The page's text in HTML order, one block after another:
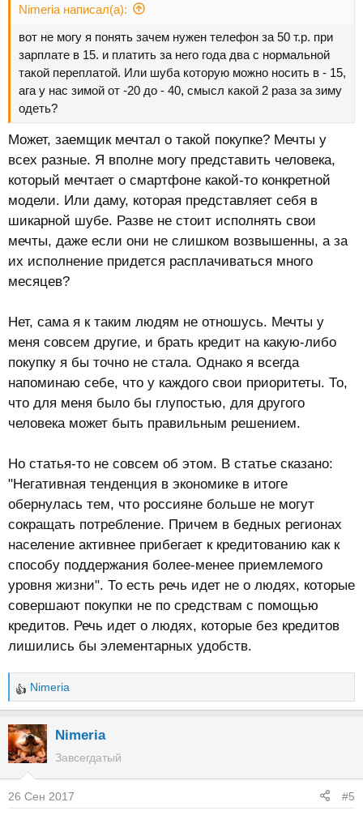
Nimeria написал(а):
вот не могу я понять зачем нужен телефон за 50 т.р. при
зарплате в 15. и платить за него года два с нормальной
такой переплатой. Или шуба которую можно носить в - 15,
ага у нас зимой от -20 до - 40, смысл какой 2 раза за зиму
одеть?
Может, заемщик мечтал о такой покупке? Мечты у
всех разные. Я вполне могу представить человека,
который мечтает о смартфоне какой-то конкретной
модели. Или даму, которая представляет себя в
шикарной шубе. Разве не стоит исполнять свои
мечты, даже если они не слишком возвышенны, а за
их исполнение придется расплачиваться много
месяцев?
Нет, сама я к таким людям не отношусь. Мечты у
меня совсем другие, и брать кредит на какую-либо
покупку я бы точно не стала. Однако я всегда
напоминаю себе, что у каждого свои приоритеты. То,
что для меня было бы глупостью, для другого
человека может быть правильным решением.
Но статья-то не совсем об этом. В статье сказано:
"Негативная тенденция в экономике в итоге
обернулась тем, что россияне больше не могут
сокращать потребление. Причем в бедных регионах
население активнее прибегает к кредитованию как к
способу поддержания более-менее приемлемого
уровня жизни". То есть речь идет не о людях, которые
совершают покупки не по средствам с помощью
кредитов. Речь идет о людях, которые без кредитов
лишились бы элементарных удобств.
Р
е
а
к
ц
и
и
Nimeria
Nimeria
Завсегдатый
26 Сен 2017 #5